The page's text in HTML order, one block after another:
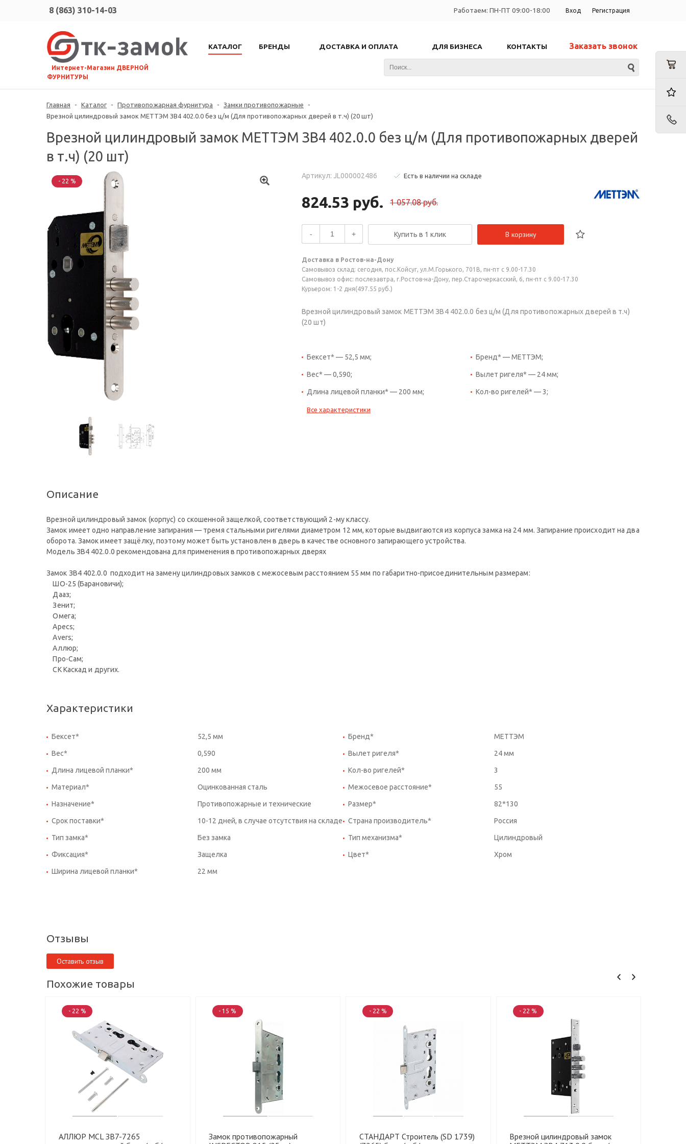
Вход Регистрация
Работаем: ПН-ПТ 09:00-18:00
8 (863) 310-14-03
⠀Интернет-Магазин ДВЕРНОЙ
ФУРНИТУРЫ
КАТАЛОГ БРЕНДЫ ДОСТАВКА И ОПЛАТА ДЛЯ БИЗНЕСА КОНТАКТЫ Заказать звонок
Главная - Каталог - Противопожарная фурнитура - Замки противопожарные
-
Врезной цилиндровый замок МЕТТЭМ ЗВ4 402.0.0 без ц/м (Для противопожарных дверей в т.ч) (20 шт)
Врезной цилиндровый замок МЕТТЭМ ЗВ4 402.0.0 без ц/м (Для противопожарных дверей
в т.ч) (20 шт)
- 22 %
Артикул: JL000002486 Есть в наличии на складе
824.53 руб. 1 057.08 руб.
- + Купить в 1 клик В корзину
Доставка в Ростов-на-Дону
Самовывоз склад: сегодня, пос.Койсуг, ул.М.Горького, 701В, пн-пт с 9.00-17.30
Самовывоз офис: послезавтра, г.Ростов-на-Дону, пер.Старочеркасский, 6, пн-пт с 9.00-17.30
Курьером: 1-2 дня(497.55 руб.)
Врезной цилиндровый замок МЕТТЭМ ЗВ4 402.0.0 без ц/м (Для противопожарных дверей в т.ч)
(20 шт)
Бексет* — 52,5 мм; Бренд* — МЕТТЭМ;
Вес* — 0,590; Вылет ригеля* — 24 мм;
Длина лицевой планки* — 200 мм; Кол-во ригелей* — 3;
Все характеристики
Описание
Врезной цилиндровый замок (корпус) со скошенной защелкой, соответствующий 2-му классу.
Замок имеет одно направление запирания — тремя стальными ригелями диаметром 12 мм, которые выдвигаются из корпуса замка на 24 мм. Запирание происходит на два
оборота. Замок имеет защёлку, поэтому может быть установлен в дверь в качестве основного запирающего устройства.
Модель ЗВ4 402.0.0 рекомендована для применения в противопожарных дверях
Замок ЗВ4 402.0.0 подходит на замену цилиндровых замков с межосевым расстоянием 55 мм по габаритно-присоединительным размерам:
ШО-25 (Барановичи);
Дааз;
Зенит;
Омега;
Apecs;
Avers;
Аллюр;
Про-Сам;
СК Каскад и других.
Характеристики
Бексет* 52,5 мм Бренд* МЕТТЭМ
Вес* 0,590 Вылет ригеля* 24 мм
Длина лицевой планки* 200 мм Кол-во ригелей* 3
Материал* Оцинкованная сталь Межосевое расстояние* 55
Назначение* Противопожарные и технические Размер* 82*130
Срок поставки* 10-12 дней, в случае отсутствия на складе Страна производитель* Россия
Тип замка* Без замка Тип механизма* Цилиндровый
Фиксация* Защелка Цвет* Хром
Ширина лицевой планки* 22 мм
Отзывы
Оставить отзыв
Похожие товары
- 22 %
АЛЛЮР MCL ЗВ7-7265
- 15 %
Замок противопожарный
- 22 %
СТАНДАРТ Строитель (SD 1739)
- 22 %
Врезной цилиндровый замок